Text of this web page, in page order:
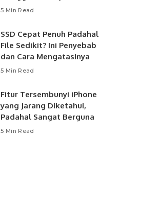
5 Min Read
SSD Cepat Penuh Padahal
File Sedikit? Ini Penyebab
dan Cara Mengatasinya
5 Min Read
Fitur Tersembunyi iPhone
yang Jarang Diketahui,
Padahal Sangat Berguna
5 Min Read